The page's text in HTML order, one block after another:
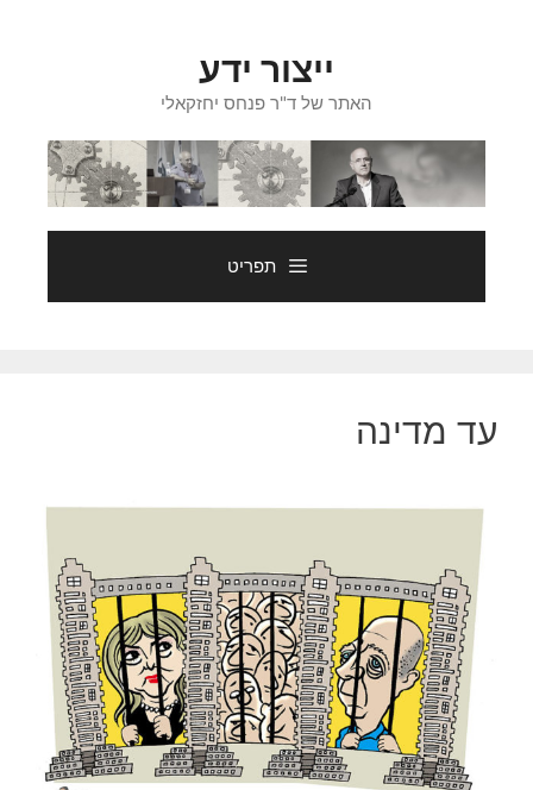
ייצור ידע
האתר של ד"ר פנחס יחזקאלי
תפריט
עד מדינה